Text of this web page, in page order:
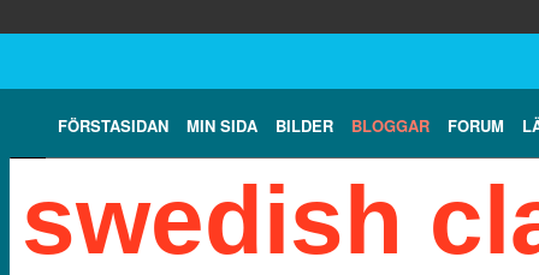
FÖRSTASIDAN MIN SIDA BILDER BLOGGAR FORUM
swedish